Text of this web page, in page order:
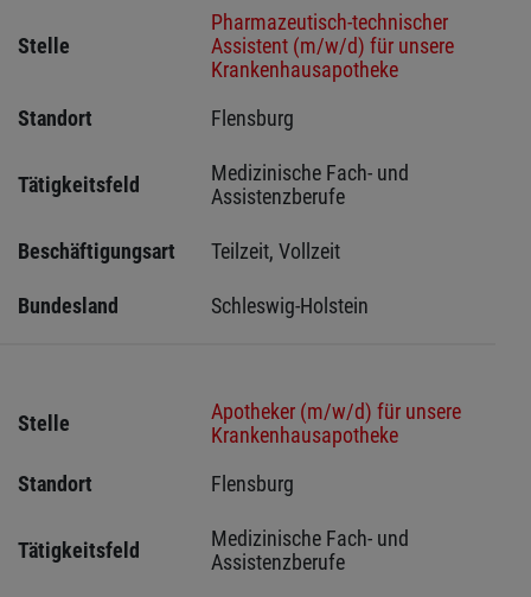
Stelle
Pharmazeutisch-technischer
Assistent (m/w/d) für unsere
Krankenhausapotheke
Standort
Flensburg
Tätigkeitsfeld
Medizinische Fach- und
Assistenzberufe
Beschäftigungsart Teilzeit, Vollzeit
Bundesland Schleswig-Holstein
Stelle
Apotheker (m/w/d) für unsere
Krankenhausapotheke
Standort
Flensburg
Tätigkeitsfeld
Medizinische Fach- und
Assistenzberufe